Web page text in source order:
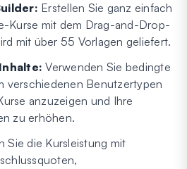
Erstellen Sie ganz einfach
Kurse mit dem Drag-and-Drop-
mit über 55 Vorlagen geliefert.
Verwenden Sie bedingte
verschiedenen Benutzertypen
anzuzeigen und Ihre
zu erhöhen.
Sie die Kursleistung mit